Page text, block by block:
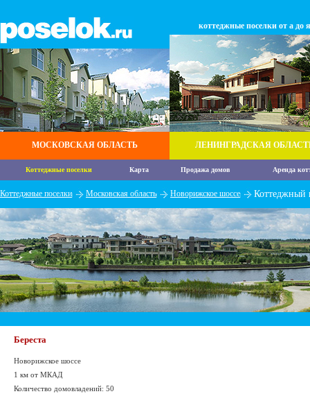
МОСКОВСКАЯ ОБЛАСТЬ
коттеджные поселки от а до я
ЛЕНИНГРАДСКАЯ
Коттеджные поселки Карта Продажа домов Аренда
Коттеджные поселки Московская область Новорижское шоссе Коттеджный
Береста
Новорижское шоссе
1 км от МКАД
Количество домовладений: 50